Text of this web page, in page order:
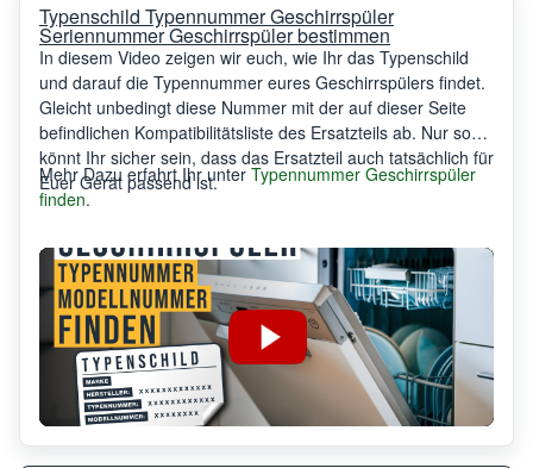
Typenschild Typennummer Geschirrspüler
Seriennummer Geschirrspüler bestimmen
In diesem Video zeigen wir euch, wie Ihr das Typenschild
und darauf die Typennummer eures Geschirrspülers findet.
Gleicht unbedingt diese Nummer mit der auf dieser Seite
befindlichen Kompatibilitätsliste des Ersatzteils ab. Nur so
könnt Ihr sicher sein, dass das Ersatzteil auch tatsächlich für
Euer Gerät passend ist.
Mehr Dazu erfahrt Ihr unter Typennummer Geschirrspüler
finden.